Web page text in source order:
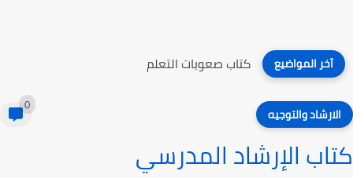
آخر المواضيع كتاب مذاهب وطرائق في تعليم اللغات
الارشاد والتوجيه 0
كتاب الإرشاد المدرسي